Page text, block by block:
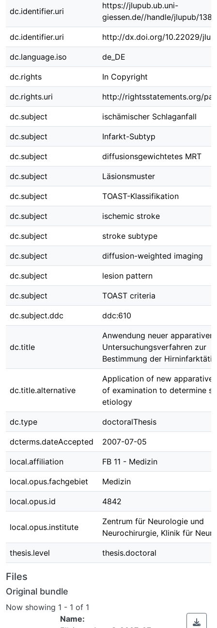
dc.identifier.uri
https://jlupub.ub.uni-
giessen.de//handle/jlupub/
dc.identifier.uri http://dx.doi.org/10.22029/
dc.language.iso de_DE
dc.rights In Copyright
dc.rights.uri http://rightsstatements.org/
dc.subject ischämischer Schlaganfall
dc.subject Infarkt-Subtyp
dc.subject diffusionsgewichtetes MRT
dc.subject Läsionsmuster
dc.subject TOAST-Klassifikation
dc.subject ischemic stroke
dc.subject stroke subtype
dc.subject diffusion-weighted imaging
dc.subject lesion pattern
dc.subject TOAST criteria
dc.subject.ddc ddc:610
dc.title
Anwendung neuer apparativer
Untersuchungsverfahren zur
Bestimmung der
dc.title.alternative
Application of new apparative
of examination to determine
etiology
dc.type doctoralThesis
dcterms.dateAccepted 2007-07-05
local.affiliation FB 11 - Medizin
local.opus.fachgebiet Medizin
local.opus.id 4842
local.opus.institute
Zentrum für Neurologie und
Neurochirurgie, Klinik für
thesis.level thesis.doctoral
Files
Original bundle
Now showing 1 - 1 of 1
Name: